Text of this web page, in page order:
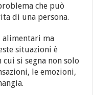
che può
di una persona.
alimentari ma
situazioni è
si segna non solo
le emozioni,